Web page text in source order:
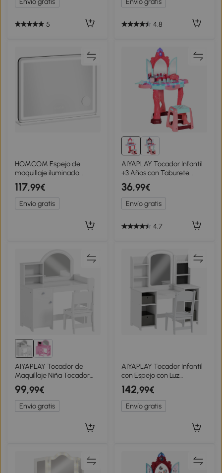
5
Almacenamiento Blanco
4.8
HOMCOM Espejo de
maquillaje iluminado
80x60cm, espejo tocador
LED regulable, luz RGB, 3
temperaturas de color,
blanco
117,99€
Envío gratis
AIYAPLAY Tocador Infantil
+3 Años con Taburete
Espejo Luz Música y
Secador Tocador de
Maquillaje 57x34x76 cm
Multicolor
36,99€
Envío gratis
4.7
AIYAPLAY Tocador de
Maquillaje Niña Tocador
Infantil con Taburete y
Espejo con Luces LED 1
Cajón Armario y 5 Estantes
Blanco
99,99€
Envío gratis
AIYAPLAY Tocador Infantil
con Espejo con Luz
Taburete Cajones de Tela
Ganchos para Joyas y
Estantes para 3 a 8 Años
Blanco
142,99€
Envío gratis